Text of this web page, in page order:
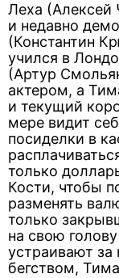
Леха
и недавно
(Константин
учился в
(Артур
актером, а
и текущий
мере видит
посиделки в
только
Кости, чтобы
разменять
только
на свою
устраивают за
бегством,